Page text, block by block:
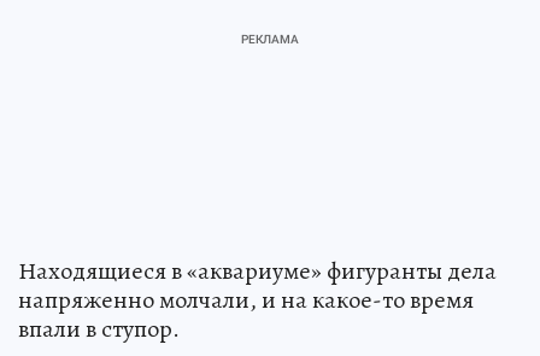
Находящиеся в «аквариуме» фигуранты дела
напряженно молчали, и на какое-то время
впали в ступор.